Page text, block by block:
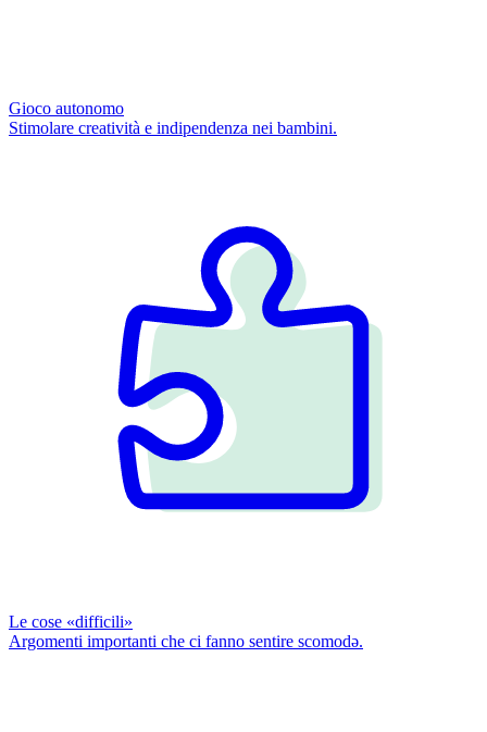
Gioco autonomo
Stimolare creatività e indipendenza nei bambini.
Le cose «difficili»
Argomenti importanti che ci fanno sentire scomodǝ.